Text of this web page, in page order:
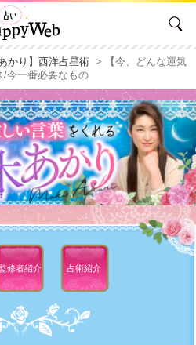
かり】西洋占星術 > 【今、どんな運気
/今一番必要なもの
監修者紹介 占術紹介